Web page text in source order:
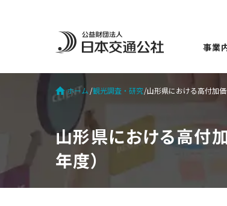
事業
ホーム 観光調査・研究 山形県における高付加
山形県における高付
年度）